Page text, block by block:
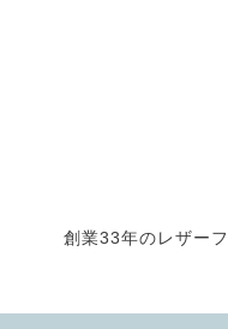
創業33年のレザー